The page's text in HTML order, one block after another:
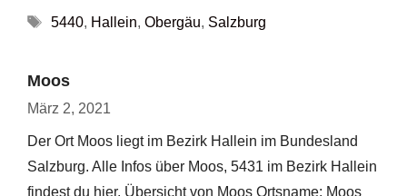
Schlagwörter
5440, Hallein, Obergäu, Salzburg
Moos
März 2, 2021
Der Ort Moos liegt im Bezirk Hallein im Bundesland
Salzburg. Alle Infos über Moos, 5431 im Bezirk Hallein
findest du hier. Übersicht von Moos Ortsname: Moos